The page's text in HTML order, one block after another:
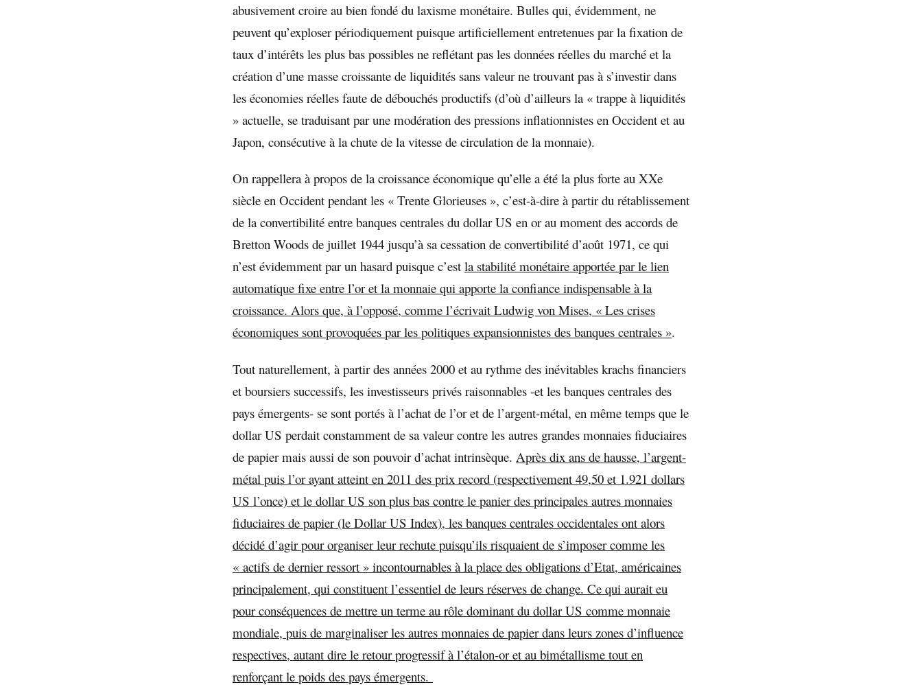
abusivement croire au bien fondé du laxisme monétaire. Bulles qui, évidemment, ne
peuvent qu’exploser périodiquement puisque artificiellement entretenues par la fixation de
taux d’intérêts les plus bas possibles ne reflétant pas les données réelles du marché et la
création d’une masse croissante de liquidités sans valeur ne trouvant pas à s’investir dans
les économies réelles faute de débouchés productifs (d’où d’ailleurs la « trappe à liquidités
» actuelle, se traduisant par une modération des pressions inflationnistes en Occident et au
Japon, consécutive à la chute de la vitesse de circulation de la monnaie).
On rappellera à propos de la croissance économique qu’elle a été la plus forte au XXe
siècle en Occident pendant les « Trente Glorieuses », c’est-à-dire à partir du rétablissement
de la convertibilité entre banques centrales du dollar US en or au moment des accords de
Bretton Woods de juillet 1944 jusqu’à sa cessation de convertibilité d’août 1971, ce qui
n’est évidemment par un hasard puisque c’est la stabilité monétaire apportée par le lien
automatique fixe entre l’or et la monnaie qui apporte la confiance indispensable à la
croissance. Alors que, à l’opposé, comme l’écrivait Ludwig von Mises, « Les crises
économiques sont provoquées par les politiques expansionnistes des banques centrales ».
Tout naturellement, à partir des années 2000 et au rythme des inévitables krachs financiers
et boursiers successifs, les investisseurs privés raisonnables -et les banques centrales des
pays émergents- se sont portés à l’achat de l’or et de l’argent-métal, en même temps que le
dollar US perdait constamment de sa valeur contre les autres grandes monnaies fiduciaires
de papier mais aussi de son pouvoir d’achat intrinsèque. Après dix ans de hausse, l’argent-
métal puis l’or ayant atteint en 2011 des prix record (respectivement 49,50 et 1.921 dollars
US l’once) et le dollar US son plus bas contre le panier des principales autres monnaies
fiduciaires de papier (le Dollar US Index), les banques centrales occidentales ont alors
décidé d’agir pour organiser leur rechute puisqu’ils risquaient de s’imposer comme les
« actifs de dernier ressort » incontournables à la place des obligations d’Etat, américaines
principalement, qui constituent l’essentiel de leurs réserves de change. Ce qui aurait eu
pour conséquences de mettre un terme au rôle dominant du dollar US comme monnaie
mondiale, puis de marginaliser les autres monnaies de papier dans leurs zones d’influence
respectives, autant dire le retour progressif à l’étalon-or et au bimétallisme tout en
renforçant le poids des pays émergents.